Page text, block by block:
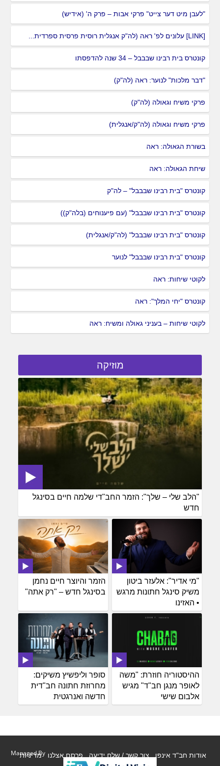
"לעבן מיט דער צייט" פרקי אבות – פרק ה' (אידיש)
[LINK] עלונים לפ' ראה (לה"ק אנגלית רוסית פרסית ספרדית...
קונטרס בית רבינו שבבבל – 34 שנה להדפסתו
"דבר מלכות" לנוער: ראה (לה"ק)
פרקי משיח וגאולה (לה"ק)
פרקי משיח וגאולה (לה"ק/אנגלית)
בשורת הגאולה: ראה
שיחת הגאולה: ראה
קונטרס "בית רבינו שבבבל" – לה"ק
קונטרס "בית רבינו שבבבל" (עם פיענוחים (בלה"ק))
קונטרס "בית רבינו שבבבל" (לה"ק/אנגלית)
קונטרס "בית רבינו שבבבל" לנוער
לקוטי שיחות: ראה
קונטרס "יחי המלך": ראה
לקוטי שיחות – בעניני גאולה ומשיח: ראה
מוזיקה
"הלב שלי – שלך": הזמר החב"די שלמה חיים בסינגל
חדש
הזמר והיוצר חיים נחמן
בסינגל חדש – "רק אתה"
"מי אדיר": אלעזר ביטון
משיק סינגל חתונות מרגש
• האזינו
סופר וליפשיץ משיקים:
מחרוזת חתונה חב"דית
חדשה ואנרגטית
ההיסטוריה חוזרת: "משה
לאופר מנגן חב"ד" מגיש
אלבום שישי
אודות חב"ד אינפו צור קשר / שלח ידיעה פרסם אצלנו מדיניות
Managed By